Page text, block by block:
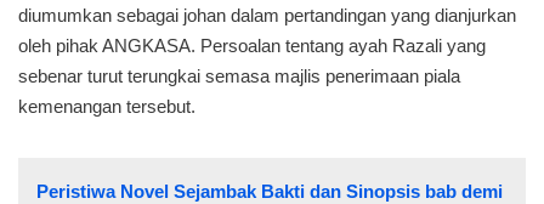
diumumkan sebagai johan dalam pertandingan yang dianjurkan
oleh pihak ANGKASA. Persoalan tentang ayah Razali yang
sebenar turut terungkai semasa majlis penerimaan piala
kemenangan tersebut.
Peristiwa Novel Sejambak Bakti dan Sinopsis bab demi